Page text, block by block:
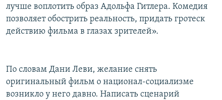
лучше воплотить образ Адольфа Гитлера. Комедия
позволяет обострить реальность, придать гротеск
действию фильма в глазах зрителей».
По словам Дани Леви, желание снять
оригинальный фильм о национал-социализме
возникло у него давно. Написать сценарий